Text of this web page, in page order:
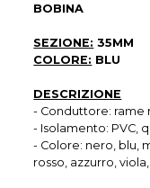
BOBINA
SEZIONE: 35MM
COLORE: BLU
DESCRIZIONE
- Conduttore: rame
- Isolamento: PVC,
- Colore: nero, blu,
rosso, azzurro,